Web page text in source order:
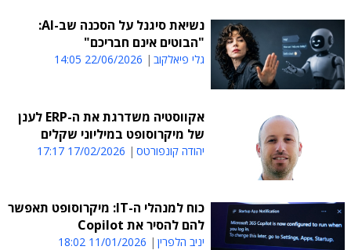
נשיאת סיגנל על הסכנה שב-AI:
"הבוטים אינם חבריכם"
גלי פיאלקוב 22/06/2026 14:05
אקווסטיה משדרגת את ה-ERP לענן
של מיקרוסופט במיליוני שקלים
יהודה קונפורטס 17/02/2026 17:17
כוח למנהלי ה-IT: מיקרוסופט תאפשר
להם להסיר את Copilot
יניב הלפרין 11/01/2026 18:02